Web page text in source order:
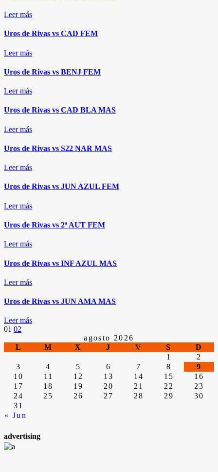
Leer más
Uros de Rivas vs CAD FEM
Leer más
Uros de Rivas vs BENJ FEM
Leer más
Uros de Rivas vs CAD BLA MAS
Leer más
Uros de Rivas vs S22 NAR MAS
Leer más
Uros de Rivas vs JUN AZUL FEM
Leer más
Uros de Rivas vs 2ª AUT FEM
Leer más
Uros de Rivas vs INF AZUL MAS
Leer más
Uros de Rivas vs JUN AMA MAS
Leer más
Paginación
de
entradas
01 02
agosto 2026
L
M X J V S D
« Jun
1
2
3
4 5 6 7 8
9
10
11 12 13 14 15
16
17
18 19 20 21 22
23
24
25 26 27 28 29
30
31
advertising